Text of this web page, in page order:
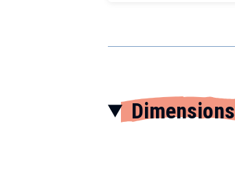
Dimensions